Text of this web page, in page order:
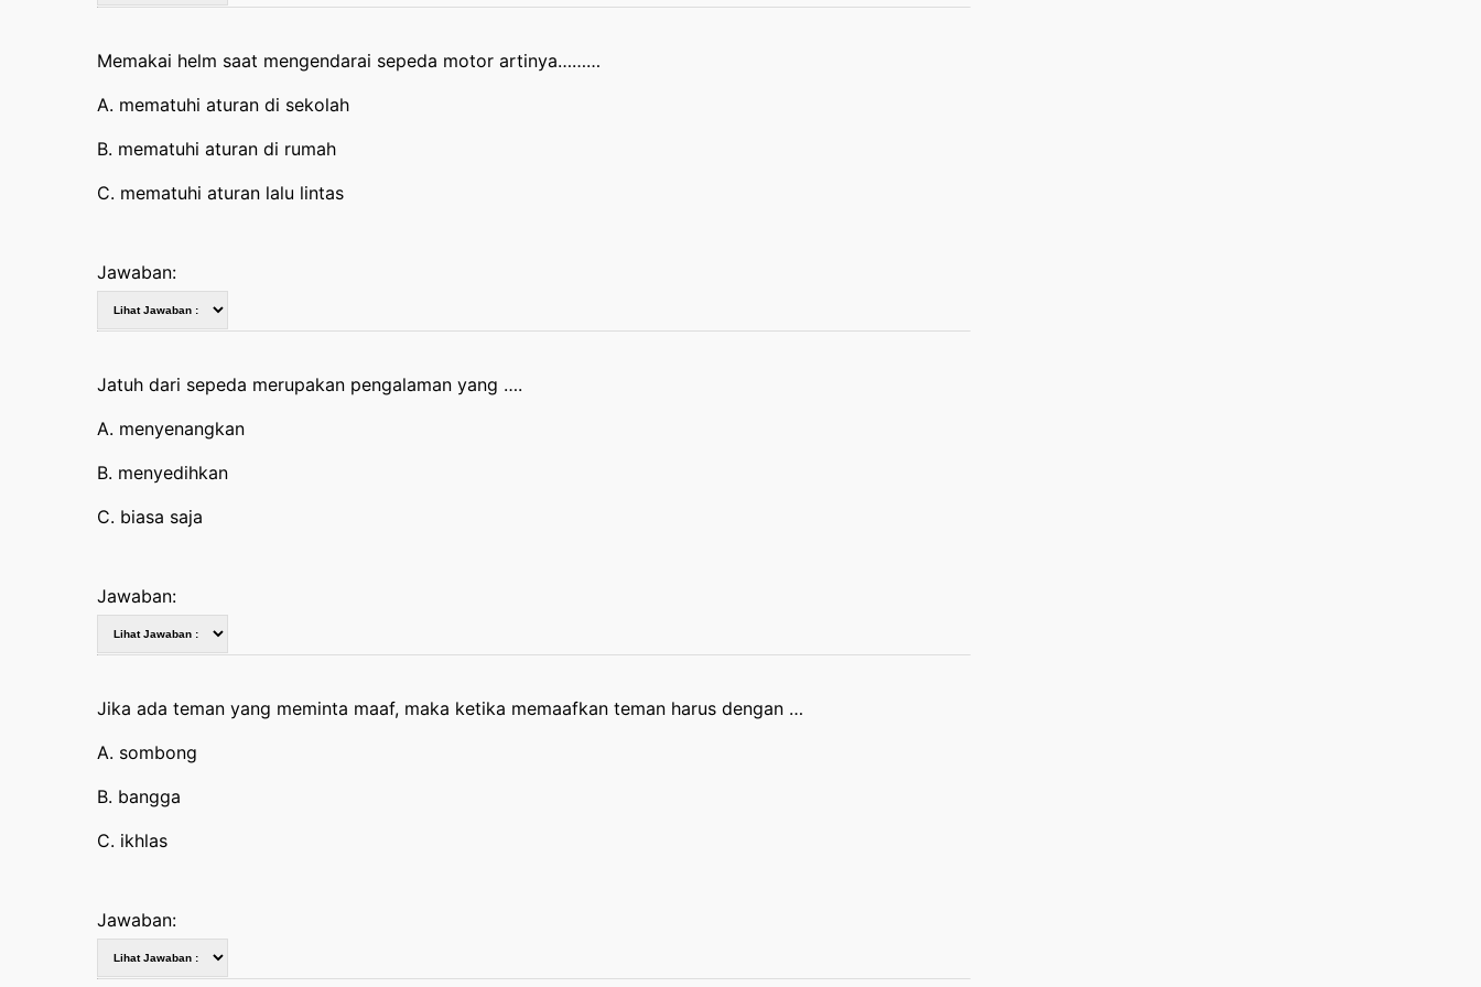
Memakai helm saat mengendarai sepeda motor artinya………
A. mematuhi aturan di sekolah
B. mematuhi aturan di rumah
C. mematuhi aturan lalu lintas
Jawaban:
Jatuh dari sepeda merupakan pengalaman yang ….
A. menyenangkan
B. menyedihkan
C. biasa saja
Jawaban:
Jika ada teman yang meminta maaf, maka ketika memaafkan teman harus dengan …
A. sombong
B. bangga
C. ikhlas
Jawaban: